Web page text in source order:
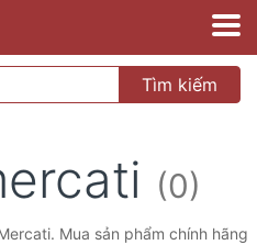
Tìm kiếm
(0)
Mua sản phẩm chính hãng